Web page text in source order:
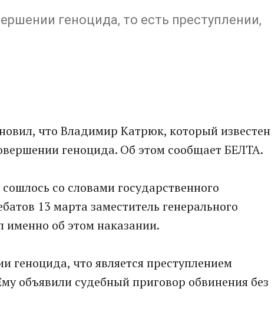
геноцида, то есть преступлении,
что Владимир Катрюк, который известен
геноцида. Об этом сообщает БЕЛТА.
со словами государственного
13 марта заместитель генерального
именно об этом наказании.
геноцида, что является преступлением
объявили судебный приговор обвинения без